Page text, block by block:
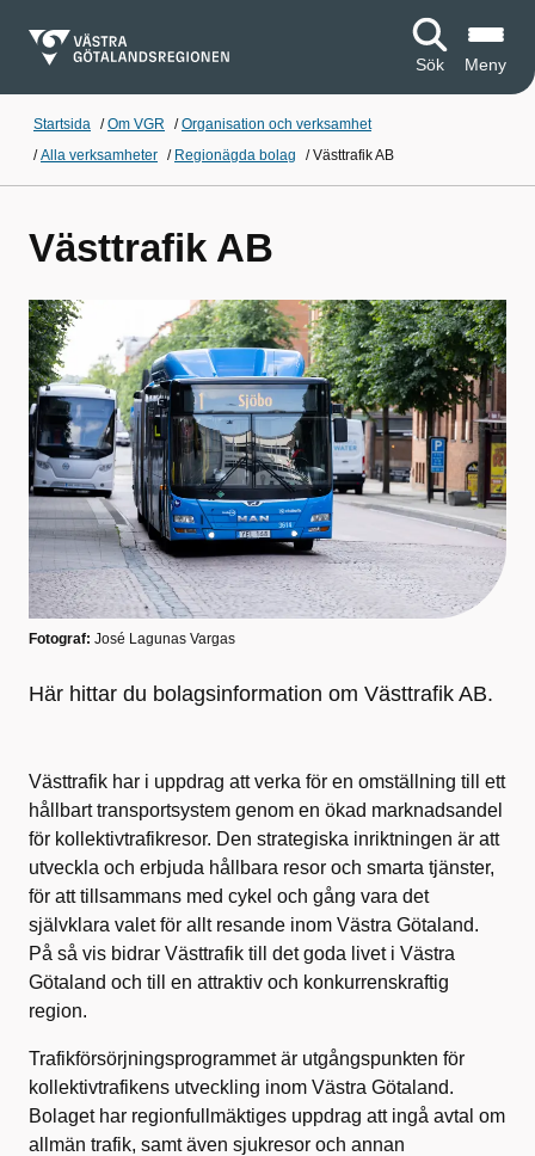
Sök Meny
Startsida /Om VGR /Organisation och verksamhet
/Alla verksamheter / Regionägda bolag /Västtrafik AB
Västtrafik AB
Fotograf: José Lagunas Vargas
Här hittar du bolagsinformation om Västtrafik AB.
Västtrafik har i uppdrag att verka för en omställning till ett
hållbart transportsystem genom en ökad marknadsandel
för kollektivtrafikresor. Den strategiska inriktningen är att
utveckla och erbjuda hållbara resor och smarta tjänster,
för att tillsammans med cykel och gång vara det
självklara valet för allt resande inom Västra Götaland.
På så vis bidrar Västtrafik till det goda livet i Västra
Götaland och till en attraktiv och konkurrenskraftig
region.
Trafikförsörjningsprogrammet är utgångspunkten för
kollektivtrafikens utveckling inom Västra Götaland.
Bolaget har regionfullmäktiges uppdrag att ingå avtal om
allmän trafik, samt även sjukresor och annan